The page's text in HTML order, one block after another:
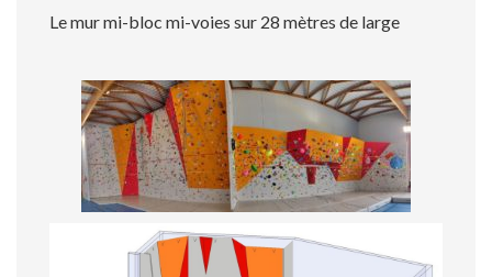
Le mur mi-bloc mi-voies sur 28 mètres de large